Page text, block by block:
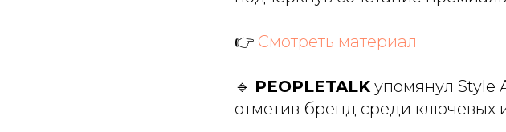
👉 Смотреть материал
🔹 PEOPLETALK упомянул Style
отметив бренд среди ключевых